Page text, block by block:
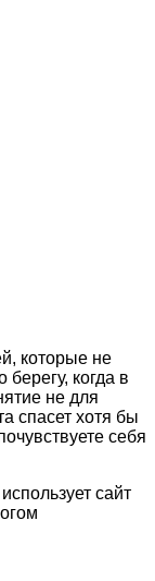
которые не
когда в
не для
спасет хотя бы
себя
сайт